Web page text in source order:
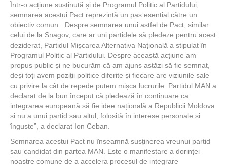
Într-o acțiune susținută și de Programul Politic al Partidului,
semnarea acestui Pact reprezintă un pas esențial către un
obiectiv comun. „Despre semnarea unui astfel de Pact, similar
celui de la Snagov, care ar uni partidele să pledeze pentru acest
deziderat, Partidul Mișcarea Alternativa Națională a stipulat în
Programul Politic al Partidului. Despre această acțiune am
propus public și ne bucurăm că am ajuns astăzi să fie semnat,
deși toți avem poziții politice diferite și fiecare are viziunile sale
cu privire la cât de repede putem mișca lucrurile. Partidul MAN a
declarat de la bun început că pledează în continuare ca
integrarea europeană să fie idee națională a Republicii Moldova
și nu a unui partid sau altul, folosită în interese personale și
înguste”, a declarat Ion Ceban.
Semnarea acestui Pact nu înseamnă susținerea vreunui partid
sau candidat din partea MAN. Este o manifestare a dorinței
noastre comune de a accelera procesul de integrare